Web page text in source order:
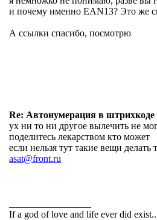
и почему именно EAN13? Это же
А ссылки спасибо, посмотрю
Re: Автонумерация в штрихкоде
ух ни то ни другое вылечить не
поделитесь лекарством кто может
если нельзя тут такие вещи
asat@front.ru
If a god of love and life ever did